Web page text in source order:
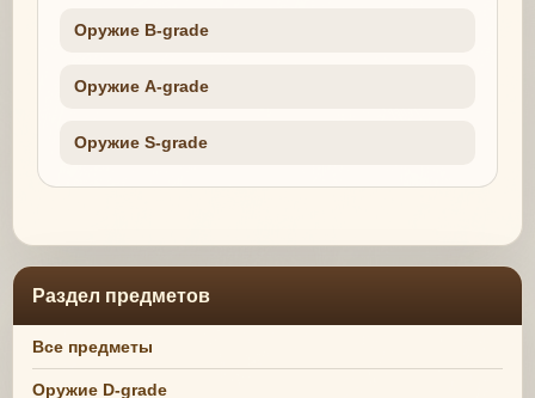
Оружие B-grade
Оружие A-grade
Оружие S-grade
Раздел предметов
Все предметы
Оружие D-grade